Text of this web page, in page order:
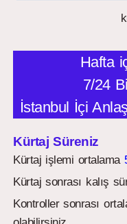
Hafta
7/24
İstanbul İçi
Kürtaj Süreniz
Kürtaj işlemi ortalama
Kürtaj sonrası kalış
Kontroller sonrası